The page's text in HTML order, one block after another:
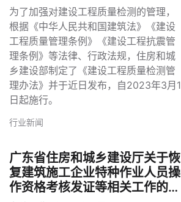
为了加强对建设工程质量检测的管理，
根据《中华人民共和国建筑法》《建设
工程质量管理条例》《建设工程抗震管
理条例》等法律、行政法规，住房和城
乡建设部制定了《建设工程质量检测管
理办法》并于近日发布，自2023年3月1
日起施行。
行业新闻
广东省住房和城乡建设厅关于恢
复建筑施工企业特种作业人员操
作资格考核发证等相关工作的通